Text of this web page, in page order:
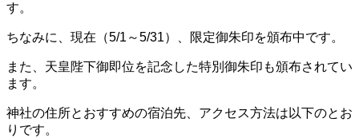
す。
ちなみに、現在（5/1～5/31）、限定御朱印を頒布中です。
また、天皇陛下御即位を記念した特別御朱印も頒布されてい
ます。
神社の住所とおすすめの宿泊先、アクセス方法は以下のとお
りです。